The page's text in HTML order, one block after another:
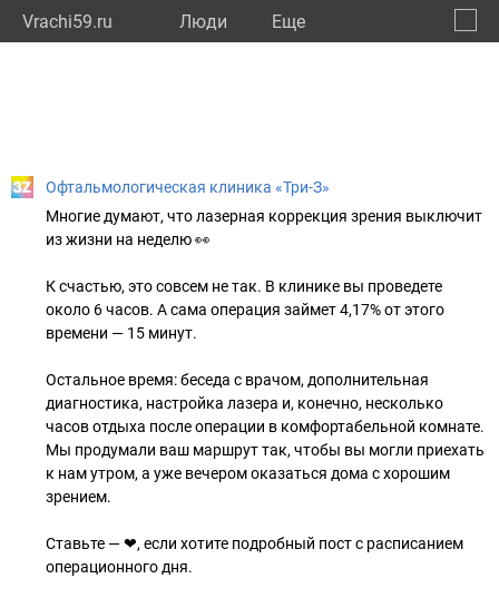
Vrachi59.ru Люди Eще
Офтальмологическая клиника «Три-З»
Многие думают, что лазерная коррекция зрения выключит
из жизни на неделю 👀
К счастью, это совсем не так. В клинике вы проведете
около 6 часов. А сама операция займет 4,17% от этого
времени — 15 минут.
Остальное время: беседа с врачом, дополнительная
диагностика, настройка лазера и, конечно, несколько
часов отдыха после операции в комфортабельной комнате.
Мы продумали ваш маршрут так, чтобы вы могли приехать
к нам утром, а уже вечером оказаться дома с хорошим
зрением.
Ставьте — ❤, если хотите подробный пост с расписанием
операционного дня.